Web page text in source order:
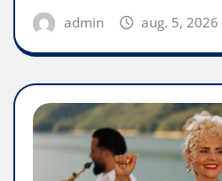
admin aug. 5, 2026